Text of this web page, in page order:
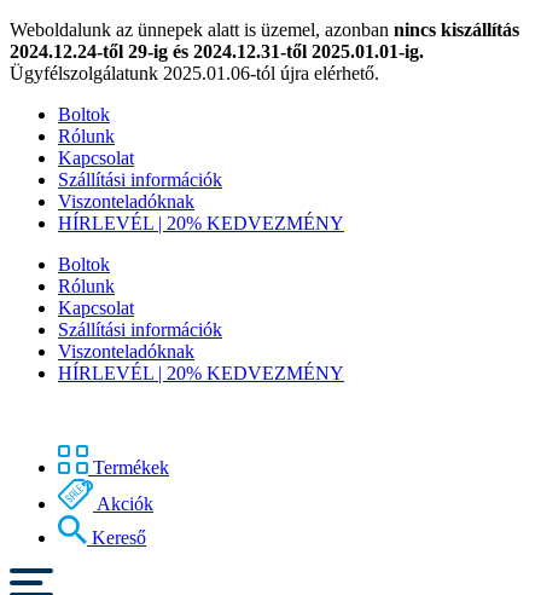
Weboldalunk az ünnepek alatt is üzemel, azonban nincs kiszállítás
2024.12.24-től 29-ig és 2024.12.31-től 2025.01.01-ig.
Ügyfélszolgálatunk 2025.01.06-tól újra elérhető.
Boltok
Rólunk
Kapcsolat
Szállítási információk
Viszonteladóknak
HÍRLEVÉL | 20% KEDVEZMÉNY
Boltok
Rólunk
Kapcsolat
Szállítási információk
Viszonteladóknak
HÍRLEVÉL | 20% KEDVEZMÉNY
Termékek
Akciók
Kereső